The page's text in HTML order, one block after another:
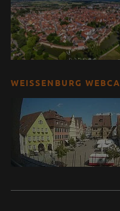
WEISSENBURG WEBCAM